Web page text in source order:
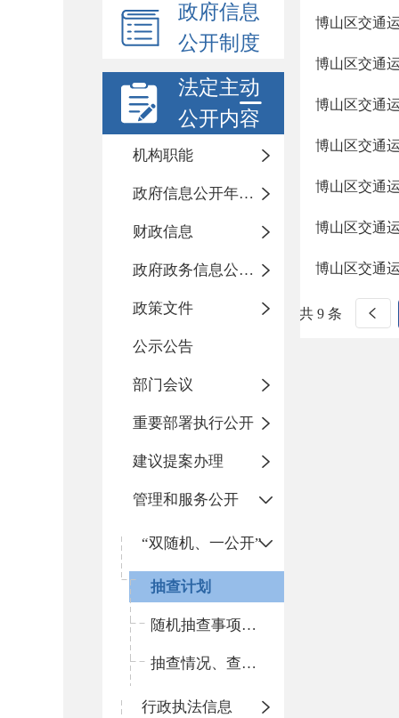
政府信息
公开制度
法定主动
公开内容
机构职能
政府信息公开年度报告
财政信息
政府政务信息公开目录
政策文件
公示公告
部门会议
重要部署执行公开
建议提案办理
管理和服务公开
“双随机、一公开”
抽查计划
随机抽查事项清单
抽查情况、查处结果
行政执法信息
博山区交通
博山区交通
博山区交通
博山区交通
博山区交通
博山区交通
博山区交通
共 9 条